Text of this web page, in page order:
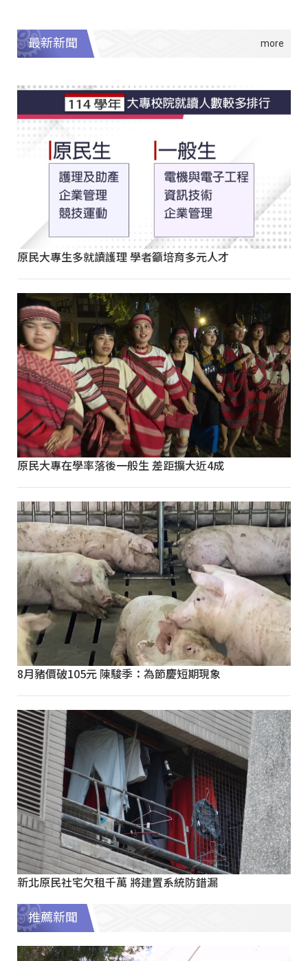
最新新聞
原民大專生多就讀護理 學者籲培育多元人才
原民大專在學率落後一般生 差距擴大近4成
8月豬價破105元 陳駿季：為節慶短期現象
新北原民社宅欠租千萬 將建置系統防錯漏
推薦新聞